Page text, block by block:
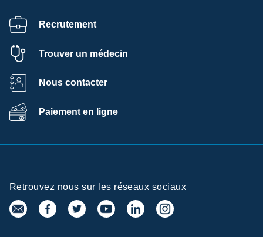
Recrutement
Trouver un médecin
Nous contacter
Paiement en ligne
Retrouvez nous sur les réseaux sociaux